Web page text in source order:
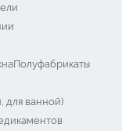
Полуфабрикаты
для ванной)